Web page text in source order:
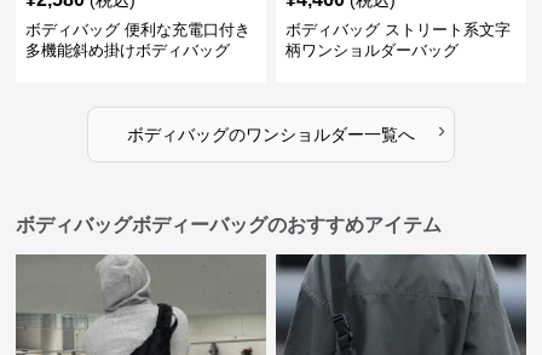
ボディバッグ 便利な充電口付き
多機能斜め掛けボディバッグ
ボディバッグ ストリート系文字
柄ワンショルダーバッグ
ボディバッグのワンショルダー一覧へ ›
ボディバッグボディーバッグのおすすめアイテム